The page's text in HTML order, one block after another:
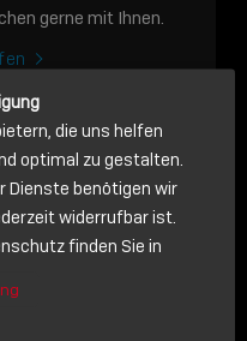
gerne mit Ihnen.
Sie uns gerne eine
die uns helfen
optimal zu gestalten.
Dienste benötigen wir
widerrufbar ist.
finden Sie in